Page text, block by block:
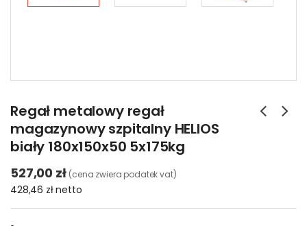
Regał metalowy regał
magazynowy szpitalny HELIOS
biały 180x150x50 5x175kg
527,00 zł (cena zwiera podatek vat)
428,46 złnetto